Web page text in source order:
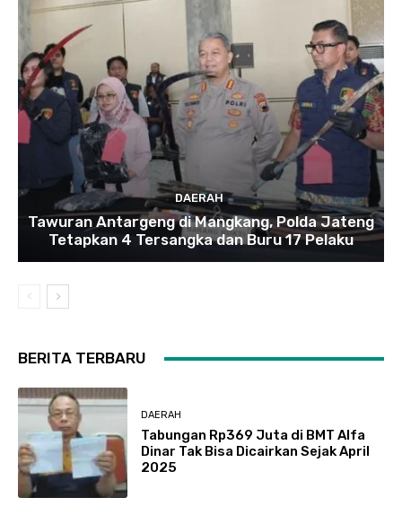
DAERAH
Tawuran Antargeng di Mangkang, Polda Jateng
Tetapkan 4 Tersangka dan Buru 17 Pelaku
BERITA TERBARU
DAERAH
Tabungan Rp369 Juta di BMT Alfa
Dinar Tak Bisa Dicairkan Sejak April
2025